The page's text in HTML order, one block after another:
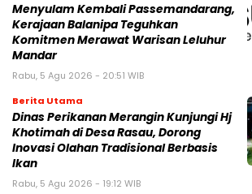
Menyulam Kembali Passemandarang,
Kerajaan Balanipa Teguhkan
Komitmen Merawat Warisan Leluhur
Mandar
Rabu, 5 Agu 2026 - 20:51 WIB
Berita Utama
Dinas Perikanan Merangin Kunjungi Hj
Khotimah di Desa Rasau, Dorong
Inovasi Olahan Tradisional Berbasis
Ikan
Rabu, 5 Agu 2026 - 19:12 WIB